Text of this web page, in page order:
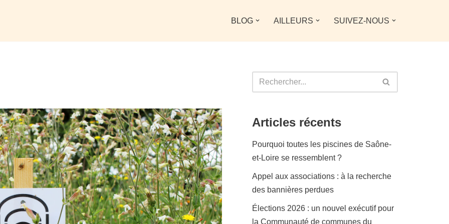
BLOG AILLEURS SUIVEZ-NOUS
Articles récents
Pourquoi toutes les piscines de Saône-
et-Loire se ressemblent ?
Appel aux associations : à la recherche
des bannières perdues
Élections 2026 : un nouvel exécutif pour
la Communauté de communes du